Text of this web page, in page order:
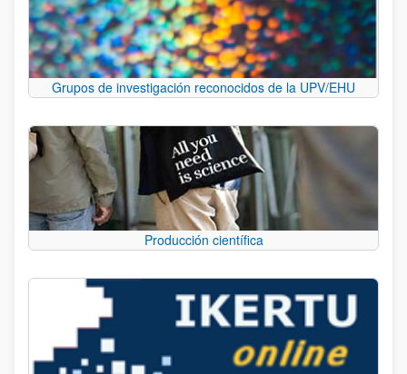
Grupos de investigación reconocidos de la UPV/EHU
Producción científica